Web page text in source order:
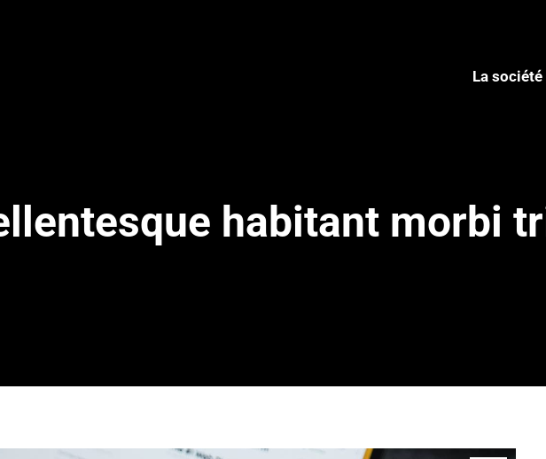
La société
habitant morbi